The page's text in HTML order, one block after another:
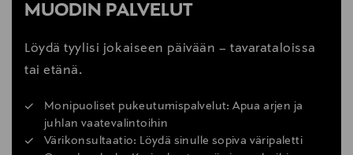
MUODIN PALVELUT
Löydä tyylisi jokaiseen päivään – tavarataloissa
tai etänä.
Monipuoliset pukeutumispalvelut: Apua arjen ja
juhlan vaatevalintoihin
Värikonsultaatio: Löydä sinulle sopiva väripaletti